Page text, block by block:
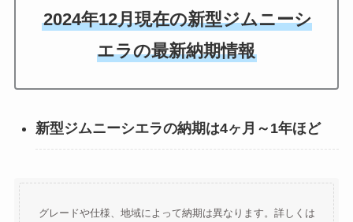
2024年12月現在の新型ジムニーシ
エラの最新納期情報
新型ジムニーシエラの納期は4ヶ月～1年ほど
グレードや仕様、地域によって納期は異なります。詳しくは